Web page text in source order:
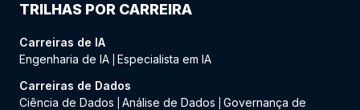
TRILHAS POR CARREIRA
Carreiras de IA
Engenharia de IA Especialista em IA
Carreiras de Dados
Ciência de Dados
Análise de Dados
Governança de